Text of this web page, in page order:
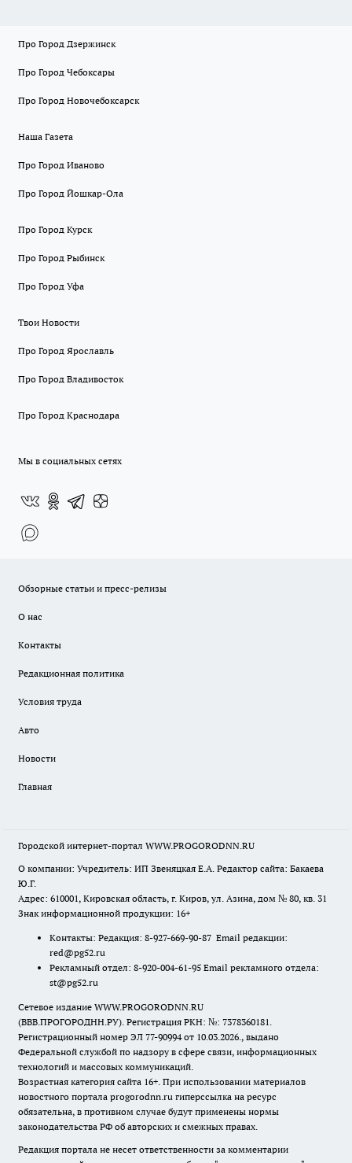
Про Город Дзержинск
Про Город Чебоксары
Про Город Новочебоксарск
Наша Газета
Про Город Иваново
Про Город Йошкар-Ола
Про Город Курск
Про Город Рыбинск
Про Город Уфа
Твои Новости
Про Город Ярославль
Про Город Владивосток
Про Город Краснодара
Мы в социальных сетях
Обзорные статьи и пресс-релизы
О нас
Контакты
Редакционная политика
Условия труда
Авто
Новости
Главная
Городской интернет-портал WWW.PROGORODNN.RU
О компании: Учредитель: ИП Звеняцкая Е.А. Редактор сайта: Бакаева
Ю.Г.
Адрес: 610001, Кировская область, г. Киров, ул. Азина, дом № 80, кв. 31
Знак информационной продукции: 16+
Контакты: Редакция: 8-927-669-90-87 Email редакции:
red@pg52.ru
Рекламный отдел: 8-920-004-61-95 Email рекламного отдела:
st@pg52.ru
Сетевое издание WWW.PROGORODNN.RU
(ВВВ.ПРОГОРОДНН.РУ). Регистрация РКН: №: 7378360181.
Регистрационный номер ЭЛ 77-90994 от 10.03.2026., выдано
Федеральной службой по надзору в сфере связи, информационных
технологий и массовых коммуникаций.
Возрастная категория сайта 16+. При использовании материалов
новостного портала progorodnn.ru гиперссылка на ресурс
обязательна, в противном случае будут применены нормы
законодательства РФ об авторских и смежных правах.
Редакция портала не несет ответственности за комментарии